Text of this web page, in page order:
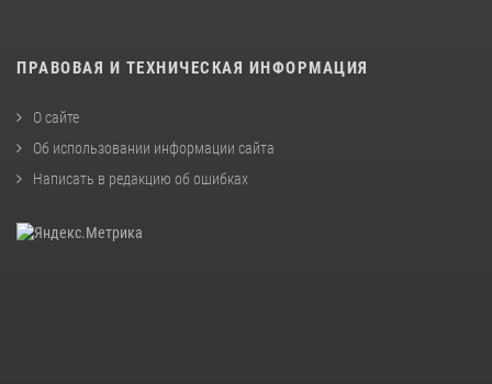
ПРАВОВАЯ И ТЕХНИЧЕСКАЯ ИНФОРМАЦИЯ
О сайте
Об использовании информации сайта
Написать в редакцию об ошибках